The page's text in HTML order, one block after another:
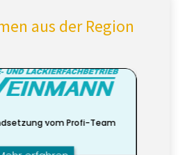
aus der Region